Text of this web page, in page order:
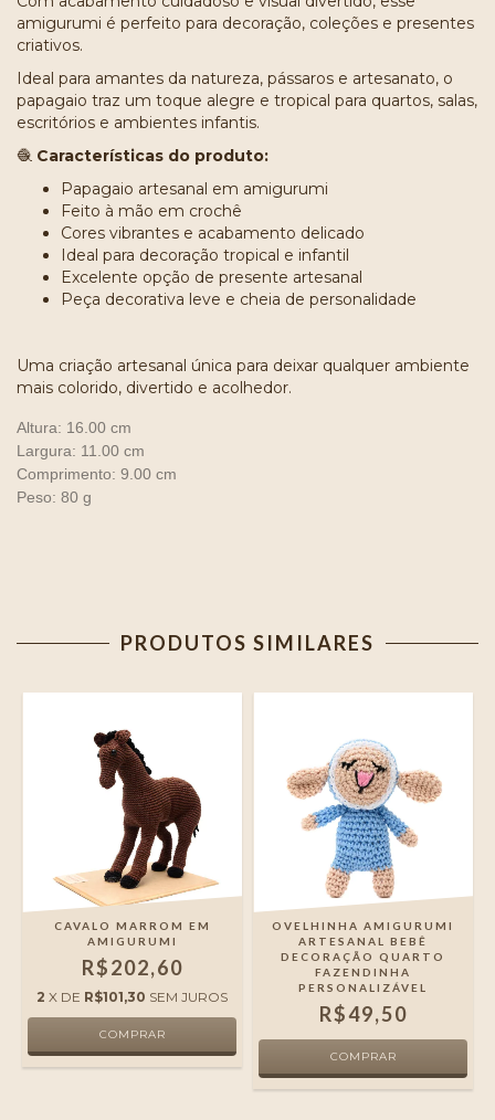
amigurumi é perfeito para decoração, coleções e presentes
criativos.
Ideal para amantes da natureza, pássaros e artesanato, o
papagaio traz um toque alegre e tropical para quartos, salas,
escritórios e ambientes infantis.
🧶 Características do produto:
Papagaio artesanal em amigurumi
Feito à mão em crochê
Cores vibrantes e acabamento delicado
Ideal para decoração tropical e infantil
Excelente opção de presente artesanal
Peça decorativa leve e cheia de personalidade
Uma criação artesanal única para deixar qualquer ambiente
mais colorido, divertido e acolhedor.
Altura: 16.00 cm
Largura: 11.00 cm
Comprimento: 9.00 cm
Peso: 80 g
PRODUTOS SIMILARES
CAVALO MARROM EM
AMIGURUMI
R$202,60
2 X DE R$101,30 SEM JUROS
OVELHINHA AMIGURUMI
ARTESANAL BEBÊ
DECORAÇÃO QUARTO
FAZENDINHA
PERSONALIZÁVEL
R$49,50